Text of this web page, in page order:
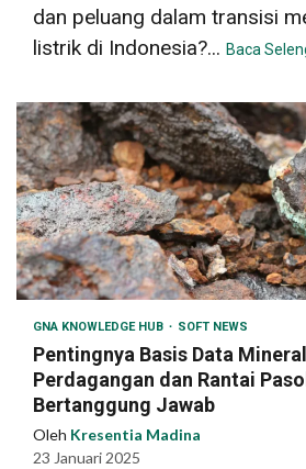
dan peluang dalam transisi
listrik di Indonesia?... Baca
GNA KNOWLEDGE HUB SOFT NEWS
Pentingnya Basis Data
Perdagangan dan Rantai
Bertanggung Jawab
Oleh Kresentia Madina
23 Januari 2025